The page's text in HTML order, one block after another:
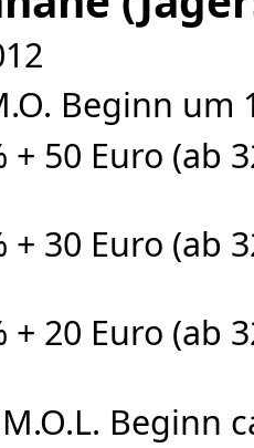
Beginn um
+ 50 Euro (ab
+ 30 Euro (ab
+ 20 Euro (ab
Beginn